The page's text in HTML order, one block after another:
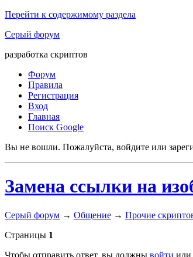
Перейти к содержимому раздела
Серый форум
разработка скриптов
Форум
Правила
Регистрация
Вход
Главная
Поиск Google
Вы не вошли. Пожалуйста, войдите или
Замена ссылки на
Серый форум → Общение → Прочие
Страницы 1
Чтобы отправить ответ, вы должны войти или